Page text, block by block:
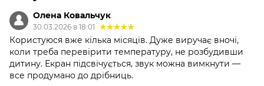
Олена Ковальчук
30.03.2026 в 18:01
Користуюся вже кілька місяців. Дуже виручає вночі,
коли треба перевірити температуру, не розбудивши
дитину. Екран підсвічується, звук можна вимкнути —
все продумано до дрібниць.